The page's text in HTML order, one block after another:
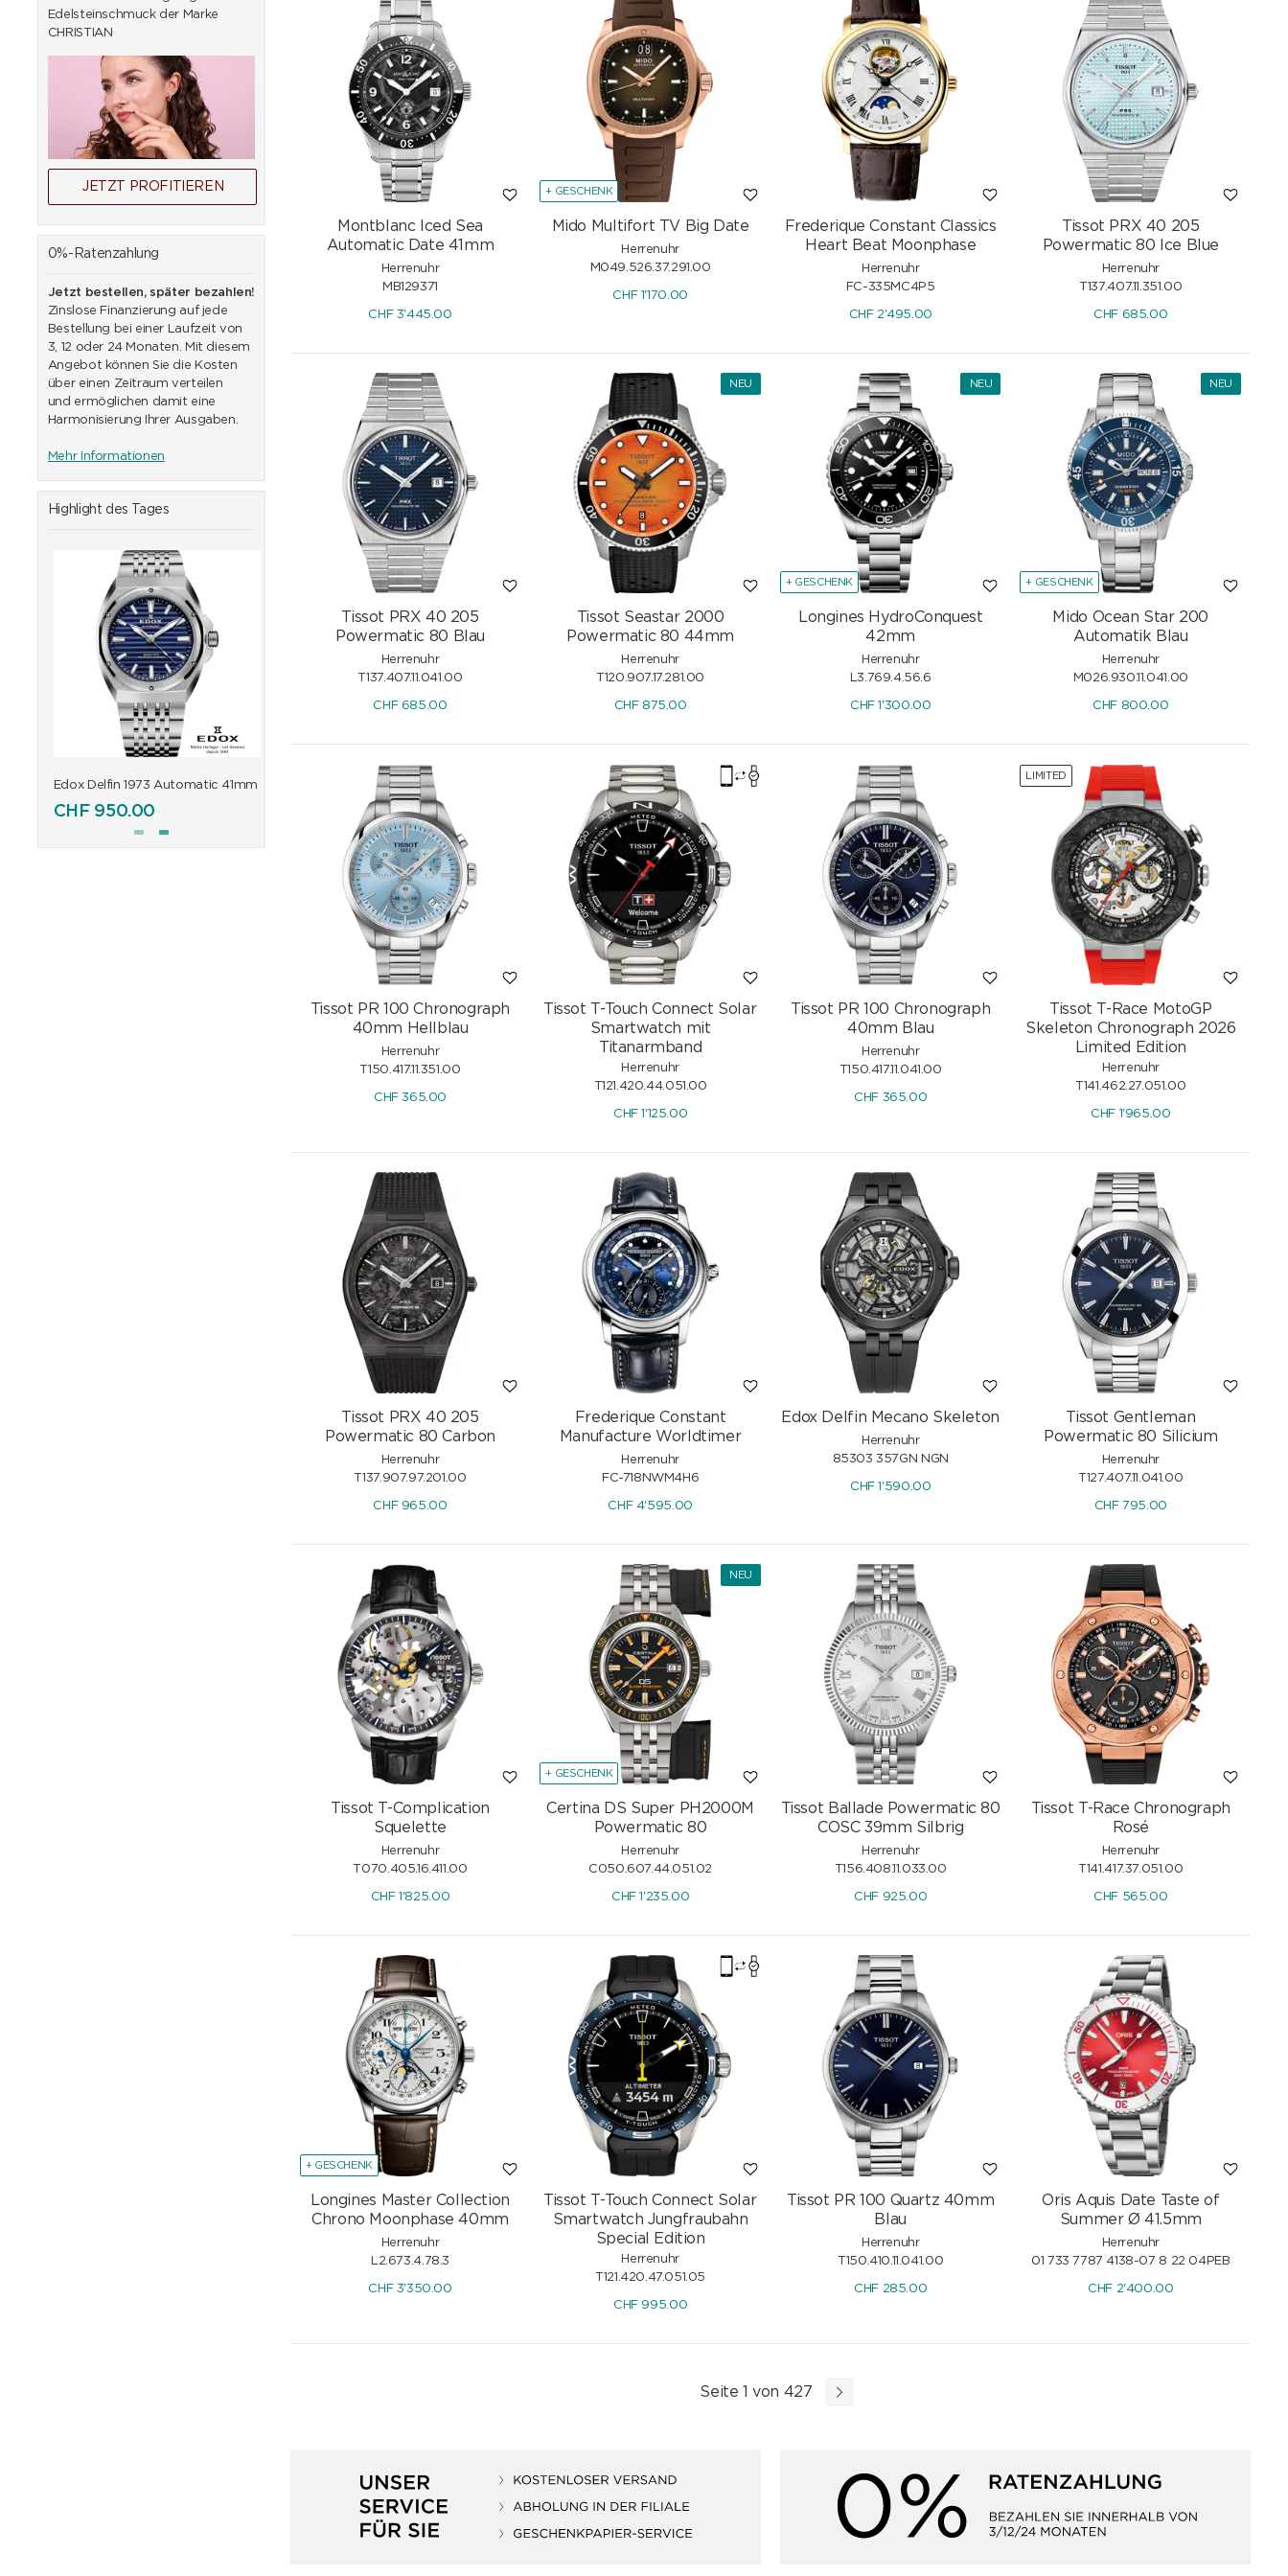
Schweiz erhöht. Ziel ist es, die Glaubwürdigkeit des Labels zu sichern und Missbrauch zu verhindern. So bleibt Swiss Made auch in Zukunft ein verlässliches
Zeichen für echte Qualität.
Montblanc Iced Sea
Automatic Date 41mm
Herrenuhr
MB129371
CHF3'445.00
+ GESCHENK
Mido Multifort TV Big Date
Herrenuhr
M049.526.37.291.00
CHF1'170.00
Frederique Constant Classics
Heart Beat Moonphase
Herrenuhr
FC-335MC4P5
CHF2'495.00
Tissot PRX 40 205
Powermatic 80 Ice Blue
Herrenuhr
T137.407.11.351.00
CHF 685.00
Tissot PRX 40 205
Powermatic 80 Blau
Herrenuhr
T137.407.11.041.00
CHF 685.00
NEU
Tissot Seastar 2000
Powermatic 80 44mm
Herrenuhr
T120.907.17.281.00
CHF 875.00
NEU
+ GESCHENK
Longines HydroConquest
42mm
Herrenuhr
L3.769.4.56.6
CHF 1'300.00
NEU
+ GESCHENK
Mido Ocean Star 200
Automatik Blau
Herrenuhr
M026.930.11.041.00
CHF 800.00
Tissot PR 100 Chronograph
40mm Hellblau
Herrenuhr
T150.417.11.351.00
CHF 365.00
Tissot T-Touch Connect Solar
Smartwatch mit
Titanarmband
Herrenuhr
T121.420.44.051.00
CHF 1'125.00
Tissot PR 100 Chronograph
40mm Blau
Herrenuhr
T150.417.11.041.00
CHF 365.00
LIMITED
Tissot T-Race MotoGP
Skeleton Chronograph 2026
Limited Edition
Herrenuhr
T141.462.27.051.00
CHF 1'965.00
Tissot PRX 40 205
Powermatic 80 Carbon
Herrenuhr
T137.907.97.201.00
CHF965.00
Frederique Constant
Manufacture Worldtimer
Herrenuhr
FC-718NWM4H6
CHF4'595.00
Edox Delfin Mecano Skeleton
Herrenuhr
85303 357GN NGN
CHF1'590.00
Tissot Gentleman
Powermatic 80 Silicium
Herrenuhr
T127.407.11.041.00
CHF795.00
Tissot T-Complication
Squelette
Herrenuhr
T070.405.16.411.00
CHF 1'825.00
NEU
+ GESCHENK
Certina DS Super PH2000M
Powermatic 80
Herrenuhr
C050.607.44.051.02
CHF 1'235.00
Tissot Ballade Powermatic 80
COSC 39mm Silbrig
Herrenuhr
T156.408.11.033.00
CHF 925.00
Tissot T-Race Chronograph
Rosé
Herrenuhr
T141.417.37.051.00
CHF 565.00
+ GESCHENK
Longines Master Collection
Chrono Moonphase 40mm
Herrenuhr
L2.673.4.78.3
CHF3'350.00
Tissot T-Touch Connect Solar
Smartwatch Jungfraubahn
Special Edition
Herrenuhr
T121.420.47.051.05
CHF995.00
Tissot PR 100 Quartz 40mm
Blau
Herrenuhr
T150.410.11.041.00
CHF285.00
Oris Aquis Date Taste of
Summer Ø 41.5mm
Herrenuhr
01 733 7787 4138-07 8 22 04PEB
CHF2'400.00
Seite 1 von 427
Edelsteinschmuck der Marke
CHRISTIAN
JETZT PROFITIEREN
0%-Ratenzahlung
Jetzt bestellen, später bezahlen!
Zinslose Finanzierung auf jede
Bestellung bei einer Laufzeit von
3, 12 oder 24 Monaten. Mit diesem
Angebot können Sie die Kosten
über einen Zeitraum verteilen
und ermöglichen damit eine
Harmonisierung Ihrer Ausgaben.
Mehr Informationen
Highlight des Tages
Edox Delfin 1973 Automatic 41mm
CHF950.00
Edox Delfin 1973 Automatic 41mm
895.00
Edox Delfin 1973 Automatic 41mm
950.00